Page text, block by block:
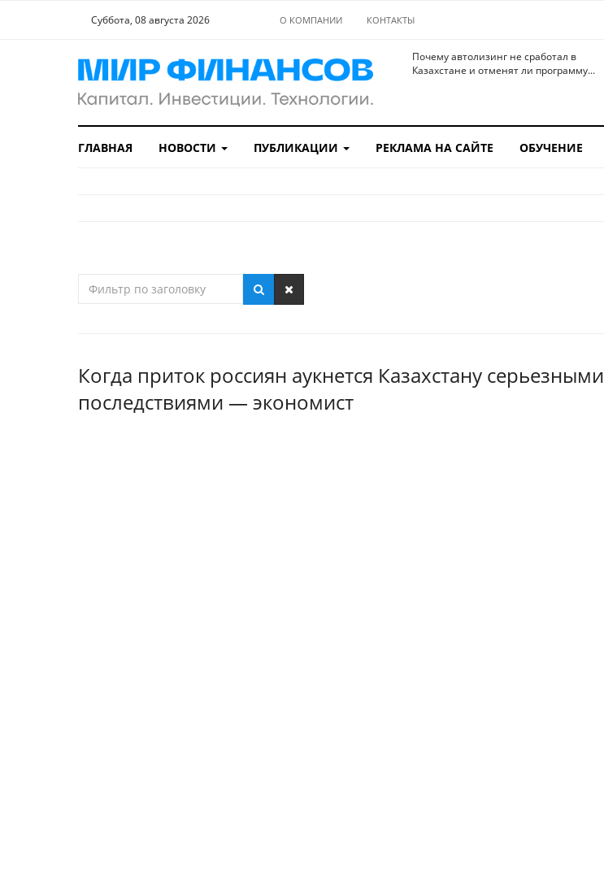
Суббота, 08 августа 2026 О КОМПАНИИ КОНТАКТЫ
Почему автолизинг не сработал в
Казахстане и отменят ли программу...
ГЛАВНАЯ НОВОСТИ ПУБЛИКАЦИИ РЕКЛАМА НА САЙТЕ ОБУЧЕНИЕ
Когда приток россиян аукнется Казахстану серьезными
последствиями — экономист